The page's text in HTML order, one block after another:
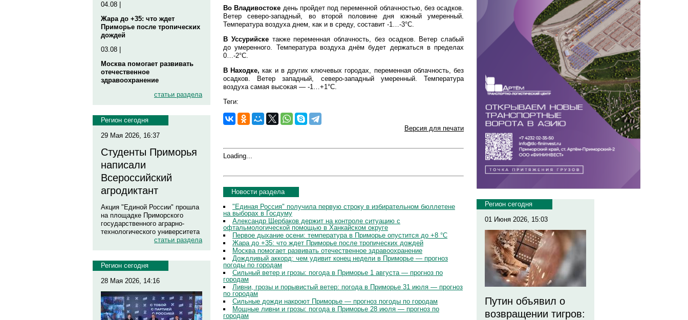
04.08 |
Жара до +35: что ждет
Приморье после тропических
дождей
03.08 |
Москва помогает развивать
отечественное
здравоохранение
статьи раздела
Регион сегодня
29 Мая 2026, 16:37
Студенты Приморья
написали
Всероссийский
агродиктант
Акция "Единой России" прошла
на площадке Приморского
государственного аграрно-
технологического университета
статьи раздела
Регион сегодня
28 Мая 2026, 14:16
Во Владивостоке день пройдет под переменной облачностью, без осадков.
Ветер северо-западный, во второй половине дня южный умеренный.
Температура воздуха днем, как и в среду, составит -1…-3°C.
В Уссурийскетакже переменная облачность, без осадков. Ветер слабый
до умеренного. Температура воздуха днём будет держаться в пределах
0…-2°С.
В Находке, как и в других ключевых городах, переменная облачность, без
осадков. Ветер западный, северо-западный умеренный. Температура
воздуха самая высокая — -1…+1°С.
Теги:
Версия для печати
Loading...
Новости раздела
"Единая Россия" получила первую строку в избирательном бюллетене
на выборах в Госдуму
Александр Щербаков держит на контроле ситуацию с
офтальмологической помощью в Ханкайском округе
Первое дыхание осени: температура в Приморье опустится до +8 °C
Жара до +35: что ждет Приморье после тропических дождей
Москва помогает развивать отечественное здравоохранение
Дождливый аккорд: чем удивит конец недели в Приморье — прогноз
погоды по городам
Сильный ветер и грозы: погода в Приморье 1 августа — прогноз по
городам
Ливни, грозы и порывистый ветер: погода в Приморье 31 июля — прогноз
по городам
Сильные дожди накроют Приморье — прогноз погоды по городам
Мощные ливни и грозы: погода в Приморье 28 июля — прогноз по
городам
Регион сегодня
01 Июня 2026, 15:03
Путин объявил о
возвращении тигров: